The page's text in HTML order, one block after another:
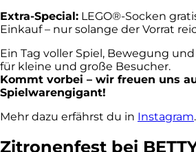
Extra-Special: LEGO®-Socken
Einkauf – nur solange der Vorrat
Ein Tag voller Spiel, Bewegung
für kleine und große Besucher.
Kommt vorbei – wir freuen uns
Spielwarengigant!
Mehr dazu erfährst du in Instagram.
Zitronenfest bei